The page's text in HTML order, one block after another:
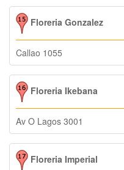
Floreria Gonzalez
Callao 1055
Floreria Ikebana
Av O Lagos 3001
Floreria Imperial